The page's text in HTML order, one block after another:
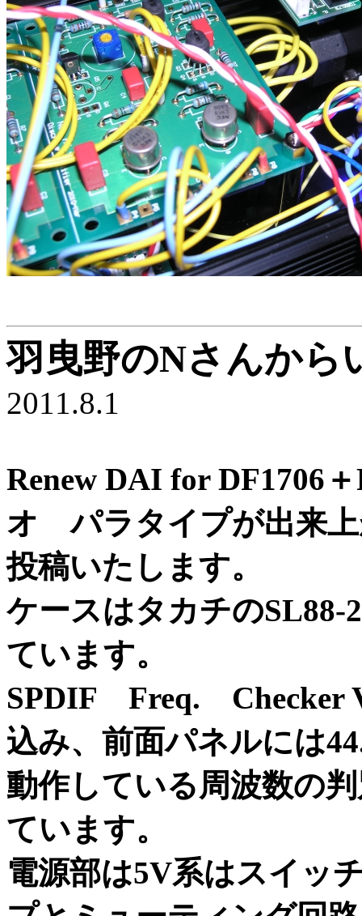
羽曳野のNさんから
2011.8.1
Renew DAI for DF1706
オ パラタイプが出来
投稿いたします。
ケースはタカチのSL88-
ています。
SPDIF Freq. Checker
込み、前面パネルには
動作している周波数の
ています。
電源部は5V系はスイッ